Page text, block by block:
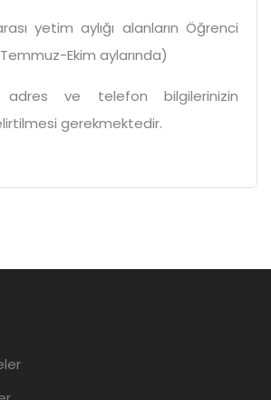
yetim aylığı alanların Öğrenci
Ekim aylarında)
adres ve telefon bilgilerinizin
gerekmektedir.